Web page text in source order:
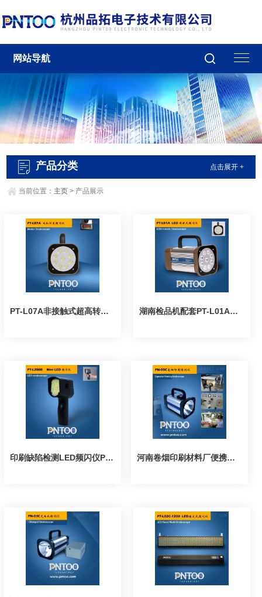
网站导航
产品分类 点击展开 +
当前位置： 主页> 产品展示
PT-L07A非接触式超高转速电机测速频闪仪 湖南检品机配套PT-L01A插电式频闪仪
印刷缺陷检测LED频闪仪PT-L200B 河南卷烟印刷材料厂便携式频闪仪PN-05C